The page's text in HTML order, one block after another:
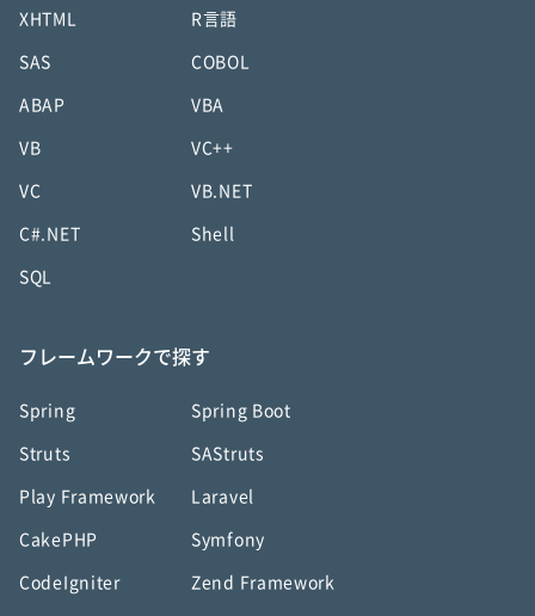
XHTML R言語
SAS COBOL
ABAP VBA
VB VC++
VC VB.NET
C#.NET Shell
SQL
フレームワークで探す
Spring Spring Boot
Struts SAStruts
Play Framework Laravel
CakePHP Symfony
CodeIgniter Zend Framework